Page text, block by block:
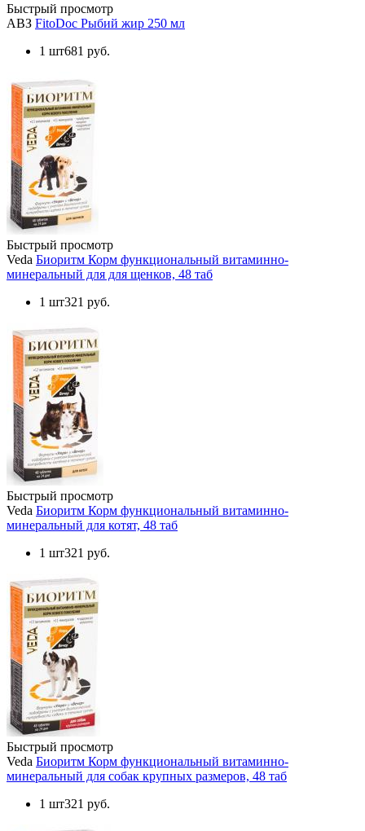
Быстрый просмотр
АВЗ FitoDoc Рыбий жир 250 мл
1 шт681 руб.
Быстрый просмотр
Veda Биоритм Корм функциональный витаминно-
минеральный для для щенков, 48 таб
1 шт321 руб.
Быстрый просмотр
Veda Биоритм Корм функциональный витаминно-
минеральный для котят, 48 таб
1 шт321 руб.
Быстрый просмотр
Veda Биоритм Корм функциональный витаминно-
минеральный для собак крупных размеров, 48 таб
1 шт321 руб.